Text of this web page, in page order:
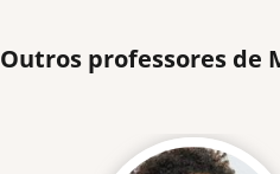
Outros professores de